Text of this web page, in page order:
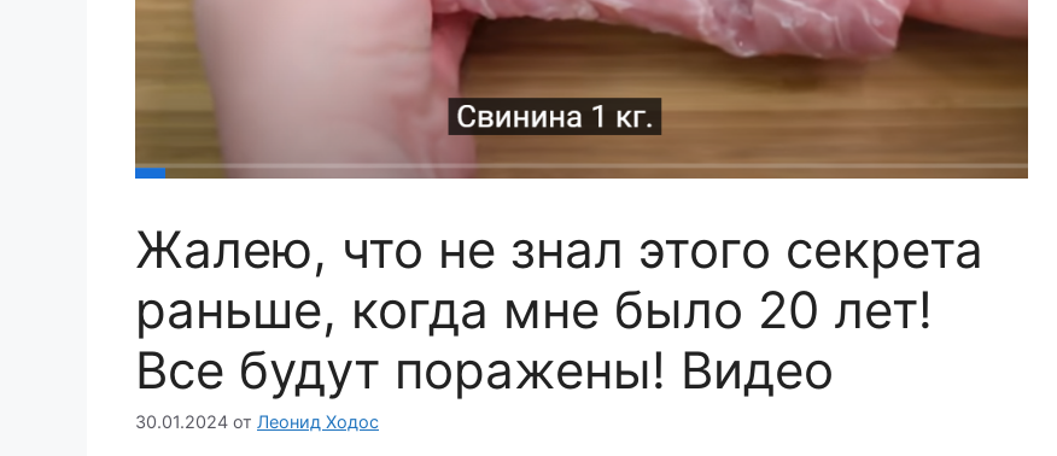
Жалею, что не знал этого секрета
раньше, когда мне было 20 лет!
Все будут поражены! Видео
30.01.2024 от Леонид Ходос